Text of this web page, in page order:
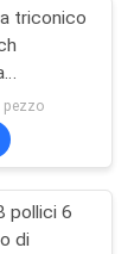
triconico
rulli della
di
pezzo
pollici 6
di